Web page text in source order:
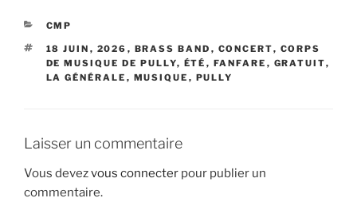
CATÉGORIES
CMP
ÉTIQUETTES
18 JUIN , 2026 , BRASS BAND , CONCERT, CORPS
DE MUSIQUE DE PULLY, ÉTÉ , FANFARE , GRATUIT,
LA GÉNÉRALE , MUSIQUE , PULLY
Laisser un commentaire
Vous devezvous connecter pour publier un
commentaire.